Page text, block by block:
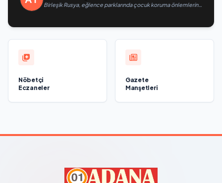
Birleşik Rusya, eğlence parklarında çocuk koruma önlemlerinin
Nöbetçi
Eczaneler
Gazete
Manşetleri